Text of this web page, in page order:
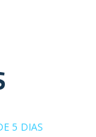
5 DIAS